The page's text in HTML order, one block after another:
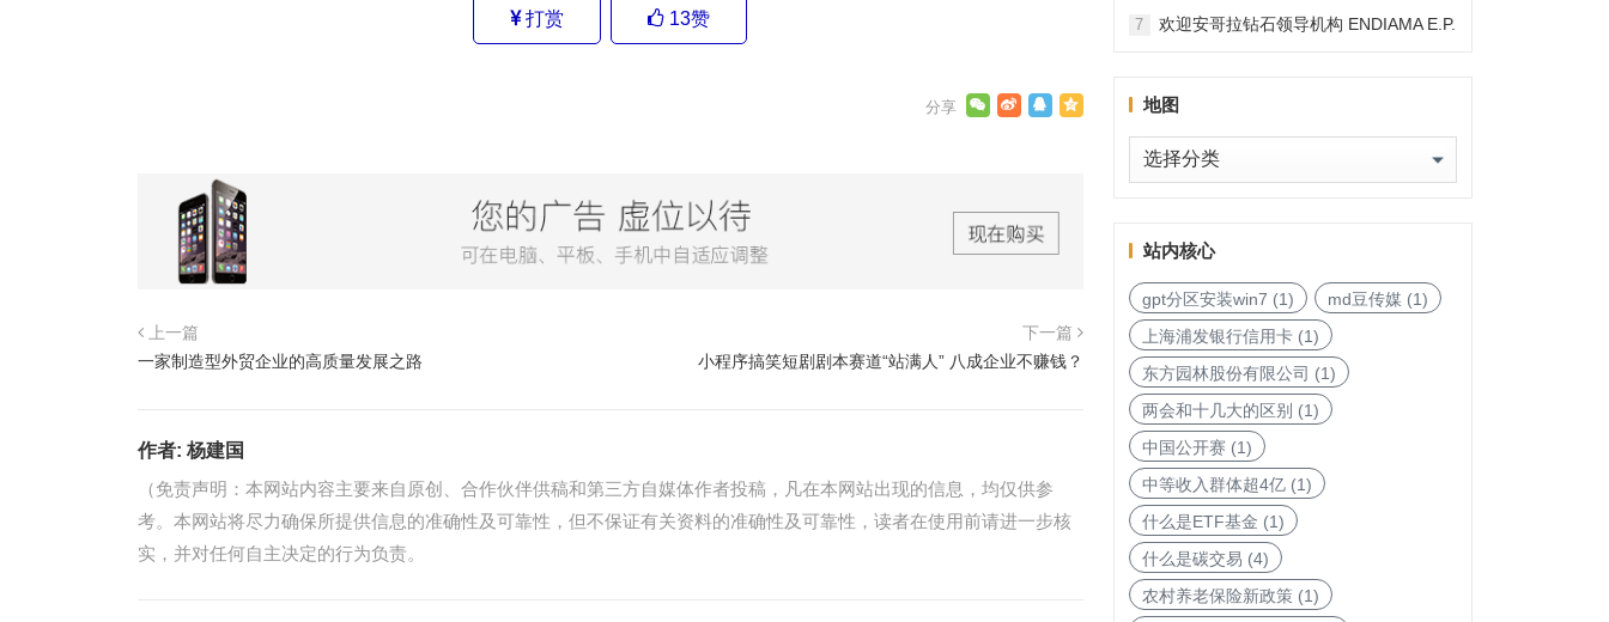
打赏 13赞
上一篇
一家制造型外贸企业的高质量发展之路
下一篇
小程序搞笑短剧剧本赛道“站满人” 八成企业不赚钱？
作者: 杨建国
（免责声明：本网站内容主要来自原创、合作伙伴供稿和第三方自媒体作者投稿，凡在本网站出现的信息，均仅供参
考。本网站将尽力确保所提供信息的准确性及可靠性，但不保证有关资料的准确性及可靠性，读者在使用前请进一步核
实，并对任何自主决定的行为负责。
和国加入，印度宝石与珠宝出口促进委
员会与迪拜多种商品交易中心启动加入
7
欢迎安哥拉钻石领导机构 ENDIAMA E.P.
地图
地
图
站内核心
gpt分区安装win7 (1) md豆传媒(1)
上海浦发银行信用卡(1)
东方园林股份有限公司 (1)
两会和十几大的区别 (1)
中国公开赛(1)
中等收入群体超4亿(1)
什么是ETF基金 (1)
什么是碳交易 (4)
农村养老保险新政策(1)